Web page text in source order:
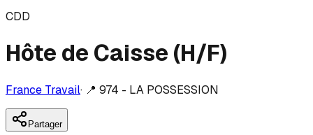
CDD
Hôte de Caisse (H/F)
France Travail· 📍 974 - LA POSSESSION
Partager